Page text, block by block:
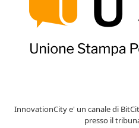
InnovationCity e' un canale di
presso il